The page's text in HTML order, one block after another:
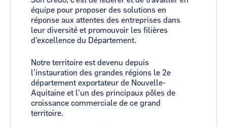
équipe pour proposer des solutions en
réponse aux attentes des entreprises dans
leur diversité et promouvoir les filières
d'excellence du Département.
Notre territoire est devenu depuis
l'instauration des grandes régions le 2e
département exportateur de Nouvelle-
Aquitaine et l'un des principaux pôles de
croissance commerciale de ce grand
territoire.